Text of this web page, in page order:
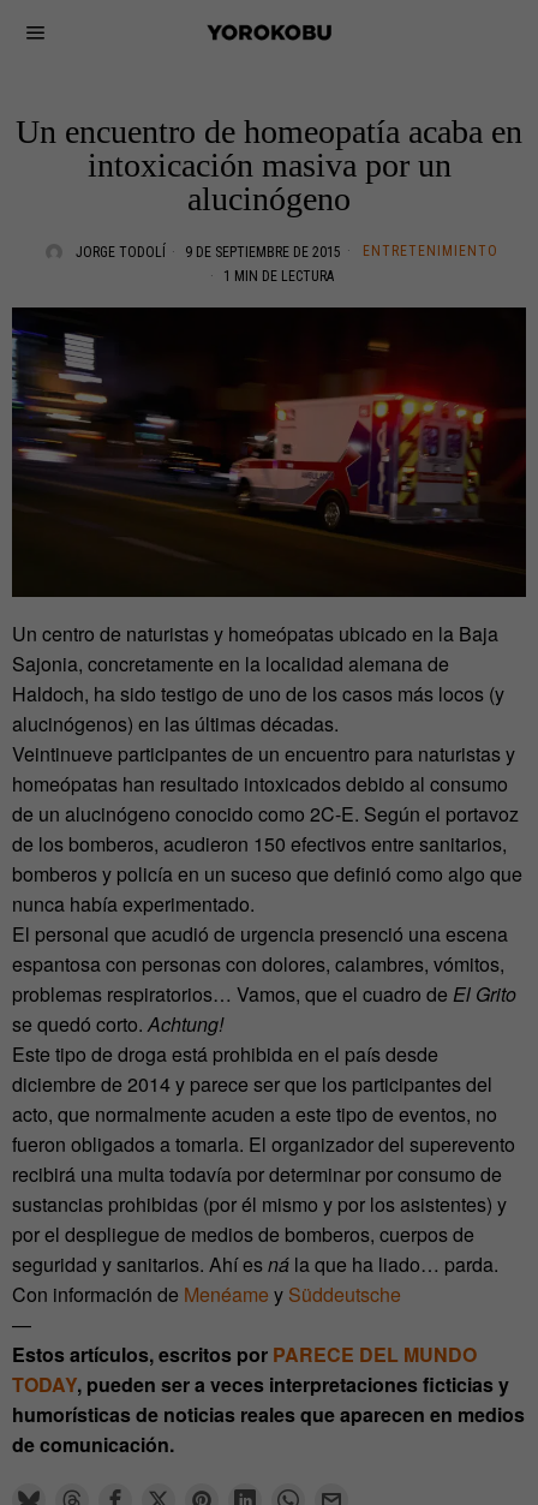
Un encuentro de homeopatía acaba en
intoxicación masiva por un
alucinógeno
JORGE TODOLÍ 9 DE SEPTIEMBRE DE 2015
ENTRETENIMIENTO
1 MIN DE LECTURA
Un centro de naturistas y homeópatas ubicado en la Baja
Sajonia, concretamente en la localidad alemana de
Haldoch, ha sido testigo de uno de los casos más locos (y
alucinógenos) en las últimas décadas.
Veintinueve participantes de un encuentro para naturistas y
homeópatas han resultado intoxicados debido al consumo
de un alucinógeno conocido como 2C-E. Según el portavoz
de los bomberos, acudieron 150 efectivos entre sanitarios,
bomberos y policía en un suceso que definió como algo que
nunca había experimentado.
El personal que acudió de urgencia presenció una escena
espantosa con personas con dolores, calambres, vómitos,
problemas respiratorios… Vamos, que el cuadro de El Grito
se quedó corto.Achtung!
Este tipo de droga está prohibida en el país desde
diciembre de 2014 y parece ser que los participantes del
acto, que normalmente acuden a este tipo de eventos, no
fueron obligados a tomarla. El organizador del superevento
recibirá una multa todavía por determinar por consumo de
sustancias prohibidas (por él mismo y por los asistentes) y
por el despliegue de medios de bomberos, cuerpos de
seguridad y sanitarios. Ahí esná la que ha liado… parda.
Con información de Menéame y Süddeutsche
—
Estos artículos, escritos por PARECE DEL MUNDO
TODAY, pueden ser a veces interpretaciones ficticias y
humorísticas de noticias reales que aparecen en medios
de comunicación.